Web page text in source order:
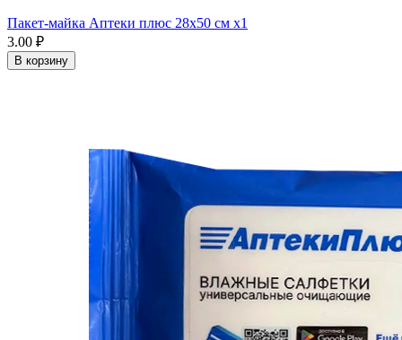
Пакет-майка Аптеки плюс 28х50 см x1
3.00 ₽
В корзину